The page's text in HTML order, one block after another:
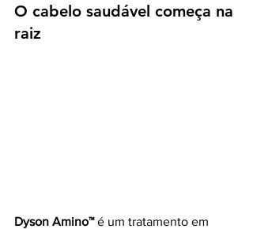
O cabelo saudável começa na
raiz
Dyson Amino™ é um tratamento em